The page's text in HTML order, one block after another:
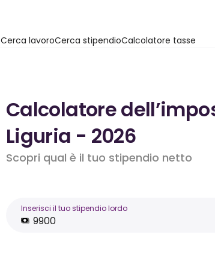
Cerca lavoroCerca stipendioCalcolatore tasse
Calcolatore
Liguria - 2026
Scopri qual è il tuo stipendio netto
Inserisci il tuo stipendio lordo